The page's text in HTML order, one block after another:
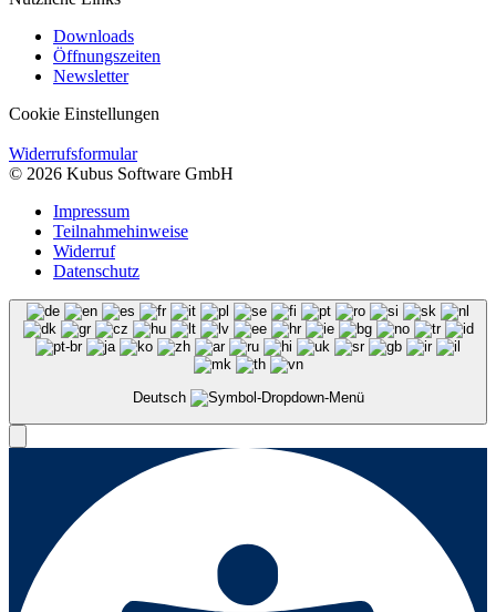
Downloads
Öffnungszeiten
Newsletter
Cookie Einstellungen
Widerrufsformular
© 2026 Kubus Software GmbH
Impressum
Teilnahmehinweise
Widerruf
Datenschutz
Deutsch